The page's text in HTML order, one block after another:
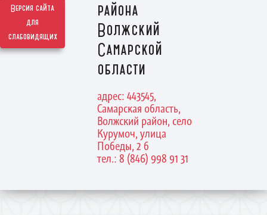
Версия сайта
для
слабовидящих
района
Волжский
Самарской
области
адрес: 443545,
Самарская область,
Волжский район, село
Курумоч, улица
Победы, 2 б
тел.: 8 (846) 998 91 31